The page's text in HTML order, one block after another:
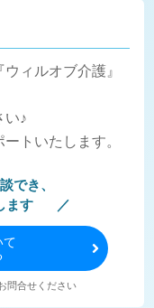
ィルオブ介護』
い♪
トいたします。
でき、
ます
て
問合せください